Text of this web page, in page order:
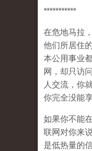
***********
在危地马拉
他们所居住
本公用事业
网，却只访
人交流，你
你完全没能
如果你不能
联网对你来
是低热量的